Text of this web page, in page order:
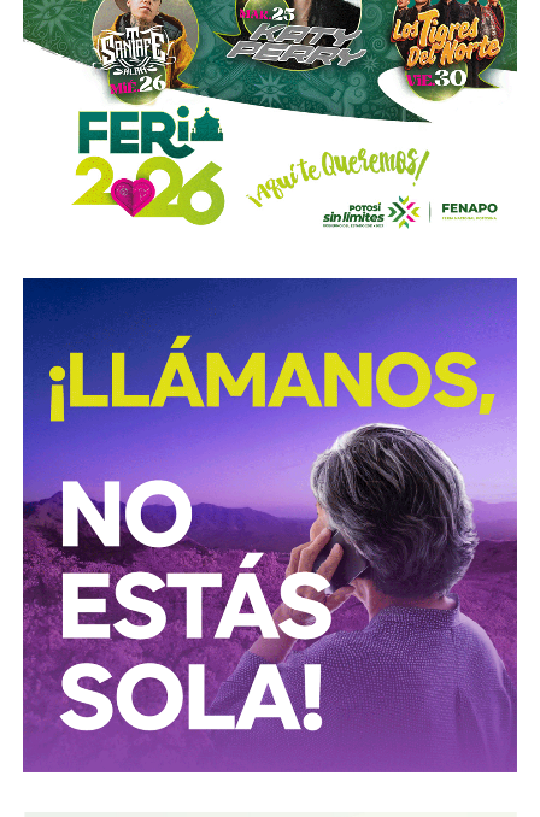
y no colocaron la señal hasta que ya estaba listo el muro
de los tormentos.
Sigue existiendo tardanza por parte de estas mismas
autoridades pararepintar o rescatar las señales que
no solo ahí, sino en toda la ciudad, están mal pintadas,
opacas, mal colocadas o tapadas por árboles
compartieron videos, que criticaron al
conductores hacia peatones
(como si eso no fuera pan
de cada día), ¿por qué no acompañaron sus post con un
“circule con cuidado”, “cumpla con lo establecido”,
“respete al peatón”?
A mis colegas de los medios: falta para el 2027, no
empecemos desde ya a
querer caerle mejor al que
todavía no saben si va a seguir en el poder, hagamos
periodismo útil, no crítica en busca de likes.
Conductores:respeten al peatón.Peatones:no usen el
móvil mientras cruzan las calles, ni intenten ganarle al
semáforo.Ciclistas:
hay solo 3 ciclovías, pero usémoslas
correctamente.
Autoridades:hagan su trabajo, pero háganlo bien, y no
descuiden lo que hicieron antes por centrarse solo en